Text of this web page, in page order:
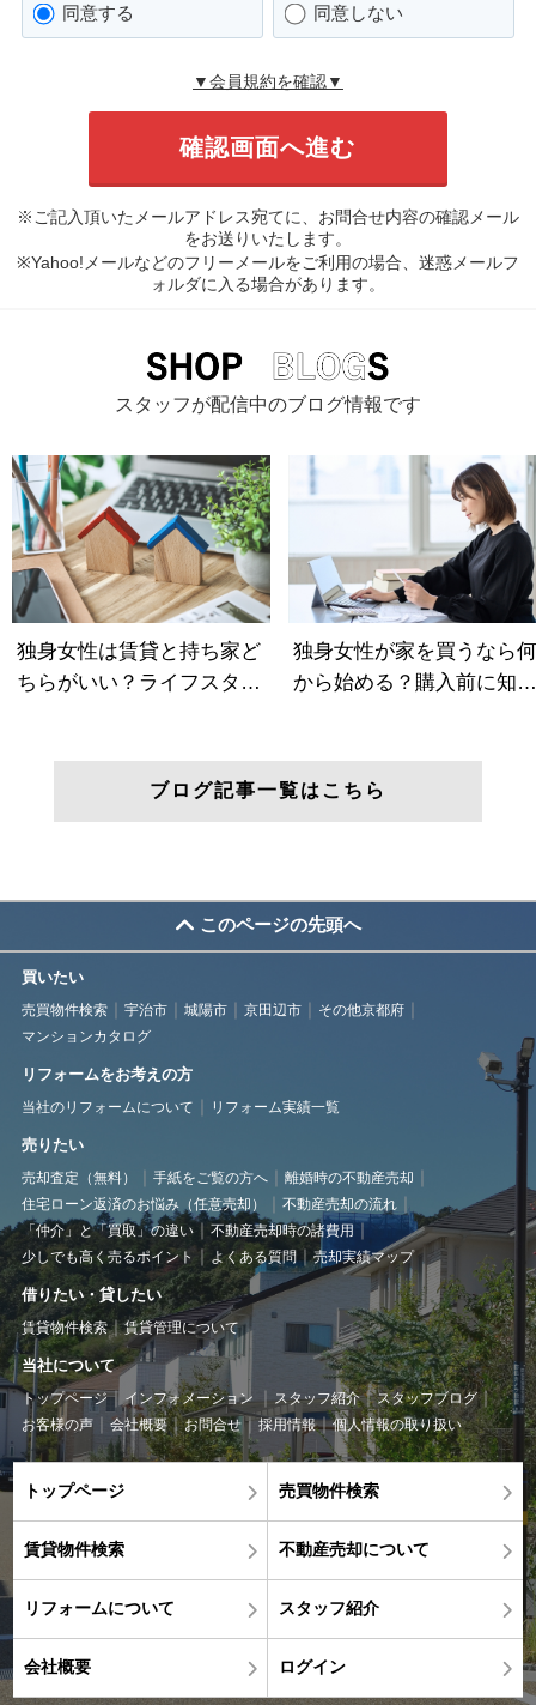
同意する 同意しない
▼会員規約を確認▼
※ご記入頂いたメールアドレス宛てに、お問合せ内容の確認メール
をお送りいたします。
※Yahoo!メールなどのフリーメールをご利用の場合、迷惑メールフ
ォルダに入る場合があります。
スタッフが配信中のブログ情報です
ブログ記事一覧はこちら
このページの先頭へ
買いたい
売買物件検索 宇治市 城陽市 京田辺市
その他京都府
マンションカタログ
リフォームをお考えの方
当社のリフォームについて リフォーム実績一覧
売りたい
売却査定（無料） 手紙をご覧の方へ
離婚時の不動産売却
住宅ローン返済のお悩み（任意売却）
不動産売却の流れ
「仲介」と「買取」の違い
不動産売却時の諸費用
少しでも高く売るポイント
よくある質問 売却実績マップ
借りたい・貸したい
賃貸物件検索 賃貸管理について
当社について
トップページ インフォメーション スタッフ紹介
スタッフブログ
お客様の声
会社概要 お問合せ 採用情報 個人情報の取り扱い
トップページ 売買物件検索
賃貸物件検索 不動産売却について
リフォームについて スタッフ紹介
会社概要 ログイン